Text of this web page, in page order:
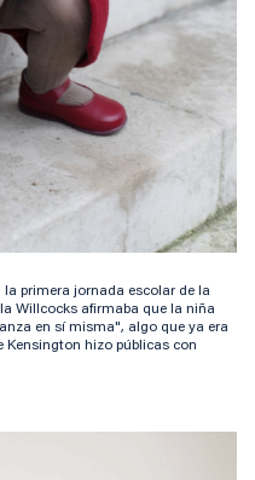
primera jornada escolar de la
Willcocks afirmaba que la niña
en sí misma", algo que ya era
Kensington hizo públicas con